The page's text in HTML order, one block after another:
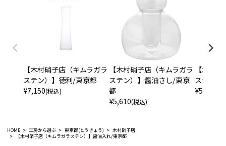
HOME 工房から選ぶ 東京都(とうきょう)
木村硝子店
【木村硝子店（キムラガラステン）】醤油入れ/東京都
【木村硝子店（キムラガラ
ステン）】徳利/東京都
¥7,150(税込)
【木村硝子店（キムラガラ
ステン）】醤油さし/東京
都
¥5,610(税込)
【木村
ステン）
¥5,940